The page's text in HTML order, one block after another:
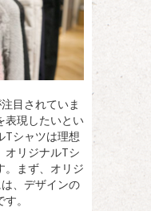
目されていま
表現したいとい
Tシャツは理想
オリジナルTシ
。まず、オリジ
、デザインの
。